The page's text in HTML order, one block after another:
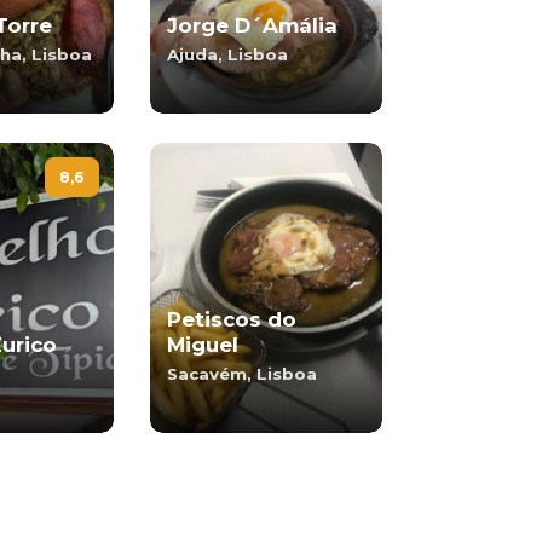
Lisboa
Jorge D´Amália
Ajuda, Lisboa
8,6
Petiscos do
Miguel
Sacavém, Lisboa